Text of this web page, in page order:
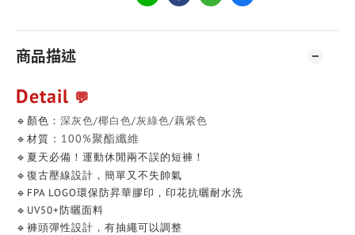
商品描述
Detail 💬
🔹顏色： 深灰色/椰白色/灰綠色/藕紫色
🔹材質 ：100%聚酯纖維
🔹夏天必備！運動休閒兩不誤的短褲！
🔹 復古壓線設計，簡單又不失帥氣
🔹FPA LOGO環保防昇華膠印，印花抗曬耐水洗
🔹UV50+防曬面料
🔹褲頭彈性設計，有抽繩可以調整